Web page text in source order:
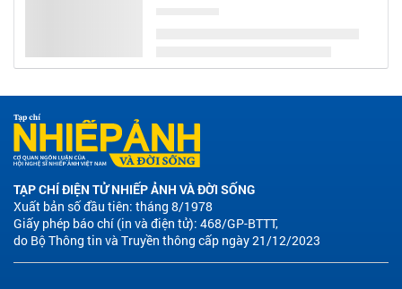
TẠP CHÍ ĐIỆN TỬ NHIẾP ẢNH VÀ ĐỜI SỐNG
Xuất bản số đầu tiên: tháng 8/1978
Giấy phép báo chí (in và điện tử): 468/GP-BTTT,
do Bộ Thông tin và Truyền thông cấp ngày 21/12/2023